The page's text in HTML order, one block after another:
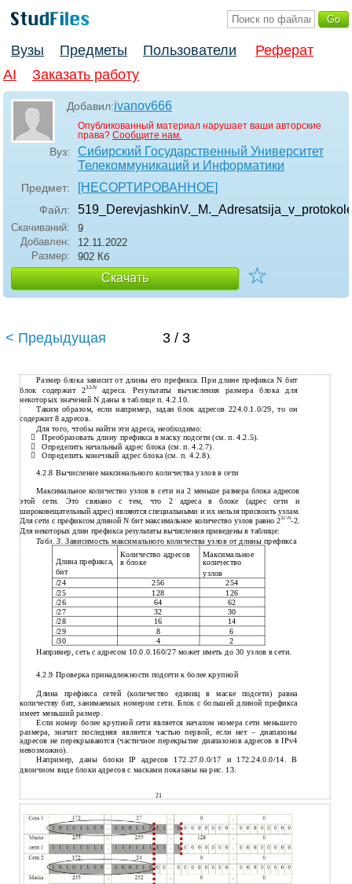
Вузы Предметы Пользователи
Реферат
AI
Заказать работу
Добавил:ivanov666
Опубликованный материал нарушает ваши авторские
права? Сообщите нам.
Вуз:
Сибирский Государственный Университет
Телекоммуникаций и Информатики
Предмет: [НЕСОРТИРОВАННОЕ]
Файл:
Скачиваний:
9
Добавлен:
12.11.2022
Размер:
902 Кб
Скачать ☆
< Предыдущая 3 / 3
Размер блока зависит от длины его префикса. При длине префикса N бит
блок содержит 232-N адреса. Результаты вычисления размера блока для
некоторых значений N даны в таблице п. 4.2.10.
Таким образом, если например, задан блок адресов 224.0.1.0/29, то он
содержит 8 адресов.
Для того, чтобы найти эти адреса, необходимо:
 Преобразовать длину префикса в маску подсети (см. п. 4.2.5).
 Определить начальный адрес блока (см. п. 4.2.7).
 Определить конечный адрес блока (см. п. 4.2.8).
4.2.8 Вычисление максимального количества узлов в сети
Максимальное количество узлов в сети на 2 меньше размера блока адресов
этой сети. Это связано с тем, что 2 адреса в блоке (адрес сети и
широковещательный адрес) являются специальными и их нельзя присвоить узлам.
Для сети с префиксом длиной N бит максимальное количество узлов равно 232-N-2.
Для некоторых длин префикса результаты вычисления приведены в таблице:
Табл. 3.Зависимость максимального количества узлов от длины префикса
Длина префикса,
Количество адресов
Максимальное
в блоке
количество
бит
узлов
/24 256 254
/25 128
126
/26
64
62
/27
32
30
/28
16
14
/29
8
6
/30
4 2
Например, сеть с адресом 10.0.0.160/27 может иметь до 30 узлов в сети.
4.2.9 Проверка принадлежности подсети к более крупной
Длина префикса сетей (количество единиц в маске подсети) равна
количеству бит, занимаемых номером сети. Блок с большей длиной префикса
имеет меньший размер.
Если номер более крупной сети является началом номера сети меньшего
размера, значит последняя является частью первой, если нет – диапазоны
адресов не перекрываются (частичное перекрытие диапазонов адресов в IPv4
невозможно).
Например, даны блоки IP адресов 172.27.0.0/17 и 172.24.0.0/14. В
двоичном виде блоки адресов с масками показаны на рис. 13.
21